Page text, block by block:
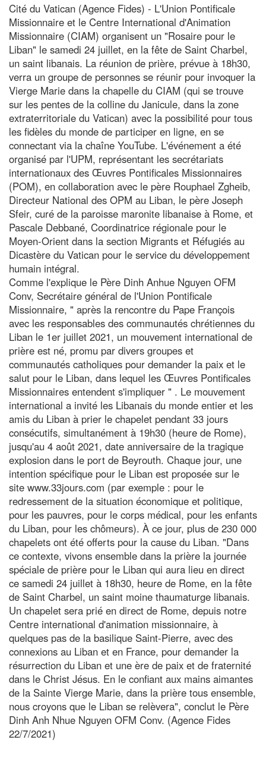
Cité du Vatican (Agence Fides) - L'Union Pontificale
Missionnaire et le Centre International d'Animation
Missionnaire (CIAM) organisent un "Rosaire pour le
Liban" le samedi 24 juillet, en la fête de Saint Charbel,
un saint libanais. La réunion de prière, prévue à 18h30,
verra un groupe de personnes se réunir pour invoquer la
Vierge Marie dans la chapelle du CIAM (qui se trouve
sur les pentes de la colline du Janicule, dans la zone
extraterritoriale du Vatican) avec la possibilité pour tous
les fidèles du monde de participer en ligne, en se
connectant via la chaîne YouTube. L'événement a été
organisé par l'UPM, représentant les secrétariats
internationaux des Œuvres Pontificales Missionnaires
(POM), en collaboration avec le père Rouphael Zgheib,
Directeur National des OPM au Liban, le père Joseph
Sfeir, curé de la paroisse maronite libanaise à Rome, et
Pascale Debbané, Coordinatrice régionale pour le
Moyen-Orient dans la section Migrants et Réfugiés au
Dicastère du Vatican pour le service du développement
humain intégral.
Comme l'explique le Père Dinh Anhue Nguyen OFM
Conv, Secrétaire général de l'Union Pontificale
Missionnaire, " après la rencontre du Pape François
avec les responsables des communautés chrétiennes du
Liban le 1er juillet 2021, un mouvement international de
prière est né, promu par divers groupes et
communautés catholiques pour demander la paix et le
salut pour le Liban, dans lequel les Œuvres Pontificales
Missionnaires entendent s'impliquer " . Le mouvement
international a invité les Libanais du monde entier et les
amis du Liban à prier le chapelet pendant 33 jours
consécutifs, simultanément à 19h30 (heure de Rome),
jusqu'au 4 août 2021, date anniversaire de la tragique
explosion dans le port de Beyrouth. Chaque jour, une
intention spécifique pour le Liban est proposée sur le
site www.33jours.com (par exemple : pour le
redressement de la situation économique et politique,
pour les pauvres, pour le corps médical, pour les enfants
du Liban, pour les chômeurs). À ce jour, plus de 230 000
chapelets ont été offerts pour la cause du Liban. "Dans
ce contexte, vivons ensemble dans la prière la journée
spéciale de prière pour le Liban qui aura lieu en direct
ce samedi 24 juillet à 18h30, heure de Rome, en la fête
de Saint Charbel, un saint moine thaumaturge libanais.
Un chapelet sera prié en direct de Rome, depuis notre
Centre international d'animation missionnaire, à
quelques pas de la basilique Saint-Pierre, avec des
connexions au Liban et en France, pour demander la
résurrection du Liban et une ère de paix et de fraternité
dans le Christ Jésus. En le confiant aux mains aimantes
de la Sainte Vierge Marie, dans la prière tous ensemble,
nous croyons que le Liban se relèvera", conclut le Père
Dinh Anh Nhue Nguyen OFM Conv. (Agence Fides
22/7/2021)